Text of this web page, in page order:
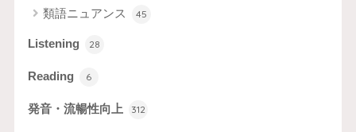
類語ニュアンス 45
Listening 28
Reading 6
発音・流暢性向上 312